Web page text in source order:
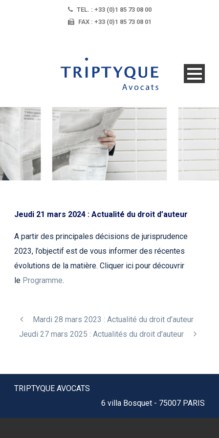
TEL. : +33 (0)1 85 73 08 00
FAX : +33 (0)1 85 73 08 01
Jeudi 21 mars 2024 : Actualité du droit d’auteur
A partir des principales décisions de jurisprudence
2023, l’objectif est de vous informer des récentes
évolutions de la matière. Cliquer ici pour découvrir
le Programme.
Mardi 28 mars 2023 : Actualité du droit d’auteur
Jeudi 27 mars 2025 : Actualités du droit d’auteur
TRIPTYQUE AVOCATS
6 villa Bosquet - 75007 PARIS